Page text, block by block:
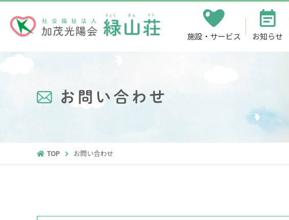
施設・サービス お知らせ
お問い合わせ
TOP お問い合わせ